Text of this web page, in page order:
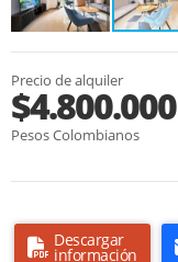
Precio de alquiler
$4.800.000
Pesos Colombianos
Descargar
información